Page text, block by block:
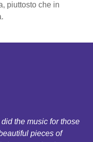
piuttosto che in
the music for those
pieces of